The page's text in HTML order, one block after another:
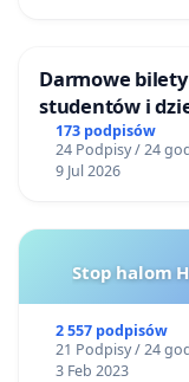
Darmowe
studentów i
173 podpisów
24 Podpisy / 24
9 Jul 2026
Stop halom
2 557 podpisów
21 Podpisy / 24
3 Feb 2023